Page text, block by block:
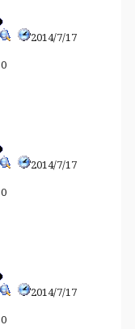
2014/7/17
0
2014/7/17
0
2014/7/17
0